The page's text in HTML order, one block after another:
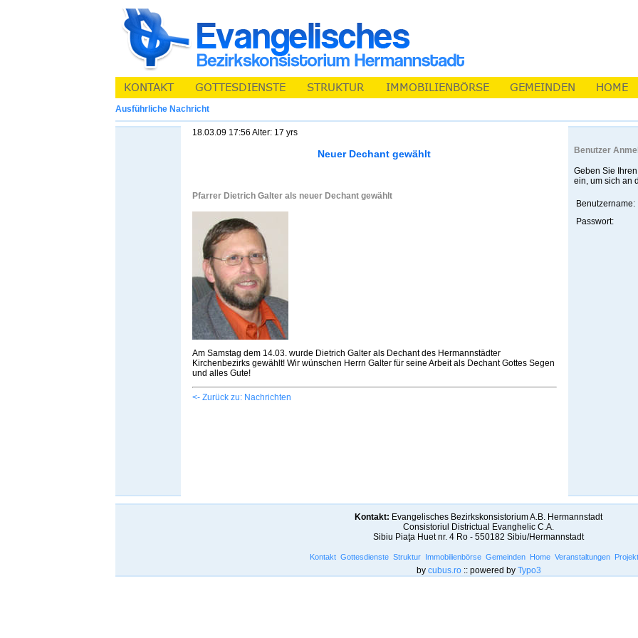
Ausführliche Nachricht
18.03.09 17:56 Alter: 17 yrs
Neuer Dechant gewählt
Pfarrer Dietrich Galter als neuer Dechant gewählt
Am Samstag dem 14.03. wurde Dietrich Galter als Dechant des Hermannstädter
Kirchenbezirks gewählt! Wir wünschen Herrn Galter für seine Arbeit als Dechant Gottes Segen
und alles Gute!
<- Zurück zu: Nachrichten
Benutzer
Geben Sie
ein, um sich an
Benutzername:
Passwort:
Kontakt: Evangelisches Bezirkskonsistorium A.B. Hermannstadt
Consistoriul Districtual Evanghelic C.A.
Sibiu Piaţa Huet nr. 4 Ro - 550182 Sibiu/Hermannstadt
Kontakt Gottesdienste Struktur Immobilienbörse Gemeinden Home Veranstaltungen
by cubus.ro:: powered by Typo3